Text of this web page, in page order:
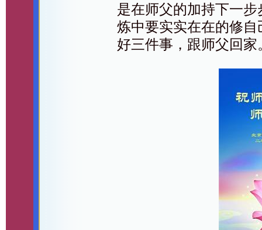
是在师父的加持下一
炼中要实实在在的修
好三件事，跟师父回